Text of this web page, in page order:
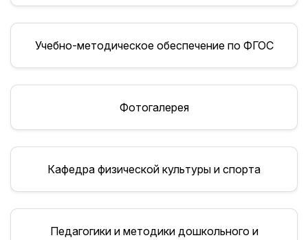
Учебно-методическое обеспечение по ФГОС
Фотогалерея
Кафедра физической культуры и спорта
Педагогики и методики дошкольного и